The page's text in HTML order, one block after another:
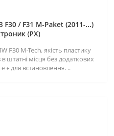
/ F31 M-Paket (2011-...)
(PX)
F30 M-Tech, якість пластику
штатні місця без додаткових
є для встановлення. ..